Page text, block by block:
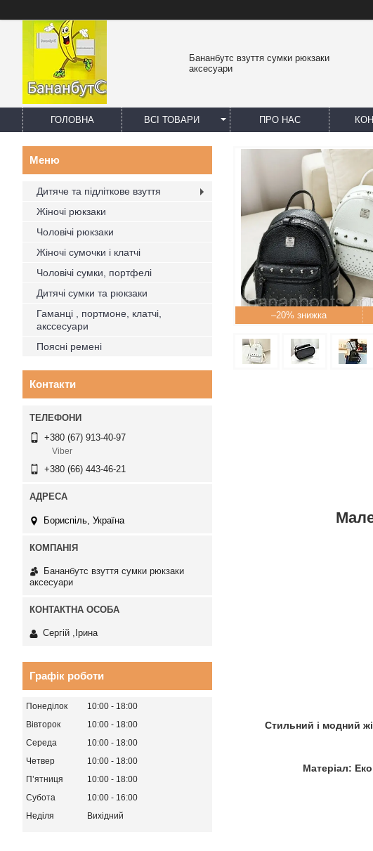
Бананбутс взуття сумки рюкзаки
аксесуари
ГОЛОВНА ВСІ ТОВАРИ ПРО НАС
–20%
Стильний і модний
Матеріал:
Дитяче та підліткове взуття
Жіночі рюкзаки
Чоловічі рюкзаки
Жіночі сумочки і клатчі
Чоловічі сумки, портфелі
Дитячі сумки та рюкзаки
Гаманці , портмоне, клатчі,
акссесуари
Поясні ремені
Контакти
+380 (67) 913-40-97
Viber
+380 (66) 443-46-21
Бориспіль, Україна
Бананбутс взуття сумки рюкзаки
аксесуари
Сергій ,Ірина
Графік роботи
Понеділок 10:00
18:00
Вівторок
10:00
18:00
Середа
10:00
18:00
Четвер
10:00
18:00
Пʼятниця
10:00
18:00
Субота
10:00
16:00
Неділя
Вихідний